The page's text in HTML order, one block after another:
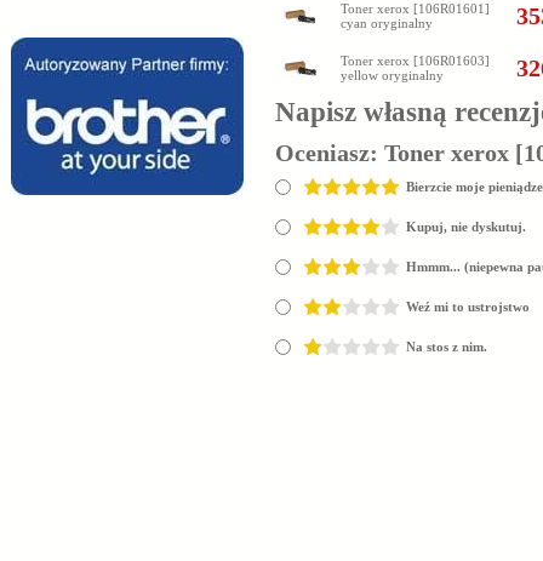
Toner xerox [106R01601]
cyan oryginalny
Toner xerox [106R01603]
yellow oryginalny
Napisz własną
Oceniasz: Toner xerox
Bierzcie moje
Kupuj, nie dyskutuj.
Hmmm... (niepewna
Weź mi to ustrojstwo
Na stos z nim.